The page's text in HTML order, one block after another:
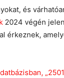
és
2024 végén
érkeznek,